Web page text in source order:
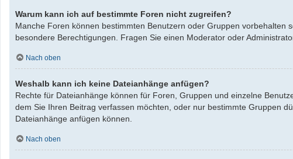
Warum kann ich auf bestimmte Foren nicht zugreifen?
Manche Foren können bestimmten Benutzern oder Gruppen
besondere Berechtigungen. Fragen Sie einen Moderator oder
Nach oben
Weshalb kann ich keine Dateianhänge anfügen?
Rechte für Dateianhänge können für Foren, Gruppen und einzelne
dem Sie Ihren Beitrag verfassen möchten, oder nur bestimmte Gruppen
Dateianhänge anfügen können.
Nach oben